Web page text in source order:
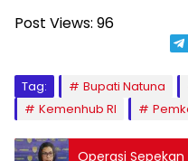
Post Views: 96
Tag: Bupati Natuna
Kemenhub RI
Operasi Sepekan